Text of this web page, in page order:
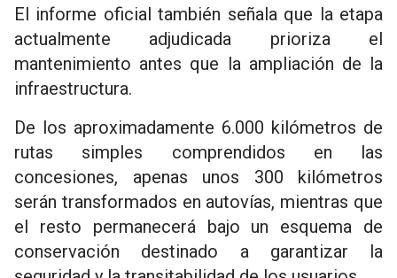
El informe oficial también señala que la etapa
actualmente adjudicada prioriza el
mantenimiento antes que la ampliación de la
infraestructura.
De los aproximadamente 6.000 kilómetros de
rutas simples comprendidos en las
concesiones, apenas unos 300 kilómetros
serán transformados en autovías, mientras que
el resto permanecerá bajo un esquema de
conservación destinado a garantizar la